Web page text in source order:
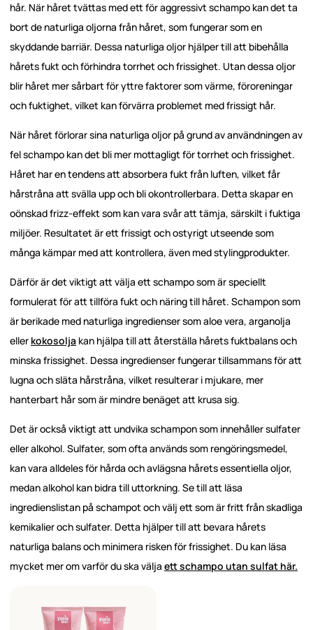
hår. När håret tvättas med ett för aggressivt schampo kan det ta
bort de naturliga oljorna från håret, som fungerar som en
skyddande barriär. Dessa naturliga oljor hjälper till att bibehålla
hårets fukt och förhindra torrhet och frissighet. Utan dessa oljor
blir håret mer sårbart för yttre faktorer som värme, föroreningar
och fuktighet, vilket kan förvärra problemet med frissigt hår.
När håret förlorar sina naturliga oljor på grund av användningen av
fel schampo kan det bli mer mottagligt för torrhet och frissighet.
Håret har en tendens att absorbera fukt från luften, vilket får
hårstråna att svälla upp och bli okontrollerbara. Detta skapar en
oönskad frizz-effekt som kan vara svår att tämja, särskilt i fuktiga
miljöer. Resultatet är ett frissigt och ostyrigt utseende som
många kämpar med att kontrollera, även med stylingprodukter.
Därför är det viktigt att välja ett schampo som är speciellt
formulerat för att tillföra fukt och näring till håret. Schampon som
är berikade med naturliga ingredienser som aloe vera, arganolja
eller kokosolja kan hjälpa till att återställa hårets fuktbalans och
minska frissighet. Dessa ingredienser fungerar tillsammans för att
lugna och släta hårstråna, vilket resulterar i mjukare, mer
hanterbart hår som är mindre benäget att krusa sig.
Det är också viktigt att undvika schampon som innehåller sulfater
eller alkohol. Sulfater, som ofta används som rengöringsmedel,
kan vara alldeles för hårda och avlägsna hårets essentiella oljor,
medan alkohol kan bidra till uttorkning. Se till att läsa
ingredienslistan på schampot och välj ett som är fritt från skadliga
kemikalier och sulfater. Detta hjälper till att bevara hårets
naturliga balans och minimera risken för frissighet. Du kan läsa
mycket mer om varför du ska välja ett schampo utan sulfat här.